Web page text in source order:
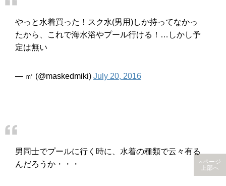
やっと水着買った！スク水(男用)しか持ってなかっ
たから、これで海水浴やプール行ける！…しかし予
定は無い
— ㎡ (@maskedmiki) July 20, 2016
男同士でプールに行く時に、水着の種類で云々有る
んだろうか・・・
ページ
上部へ